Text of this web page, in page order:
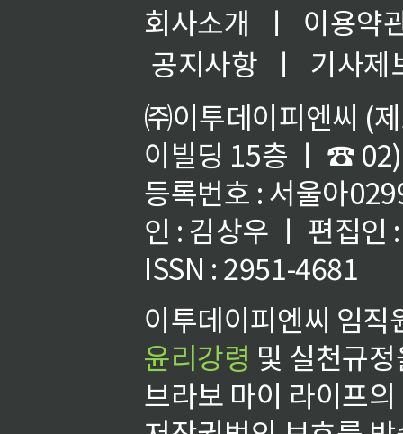
회사소개 ㅣ
이용약
공지사항
ㅣ
기사제
㈜이투데이피엔씨 (
이빌딩 15층 ㅣ ☎
등록번호 : 서울아
인 : 김상우 ㅣ 편집인
ISSN : 2951-4681
이투데이피엔씨 임
윤리강령 및 실천규
브라보 마이 라이프